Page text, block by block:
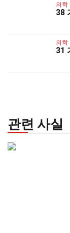
의학
38
의학
31
관련 사실